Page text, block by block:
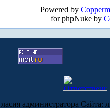
Powered by
for phpNuke by
администратора